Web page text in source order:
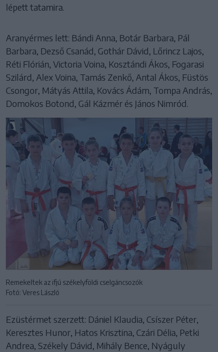
lépett tatamira.
Aranyérmes lett: Bándi Anna, Botár Barbara, Pál
Barbara, Dezső Csanád, Gothár Dávid, Lőrincz Lajos,
Réti Flórián, Victoria Voina, Kosztándi Ákos, Fogarasi
Szilárd, Alex Voina, Tamás Zenkő, Antal Ákos, Füstös
Csongor, Mátyás Attila, Kovács Ádám, Tompa András,
Domokos Botond, Gál Kázmér és János Nimród.
Remekeltek az ifjú székelyföldi cselgáncsozók
Fotó: Veres László
Ezüstérmet szerzett: Dániel Klaudia, Csíszer Péter,
Keresztes Hunor, Hatos Krisztina, Czári Délia, Petki
Andrea, Székely Dávid, Mihály Bence, Nyáguly